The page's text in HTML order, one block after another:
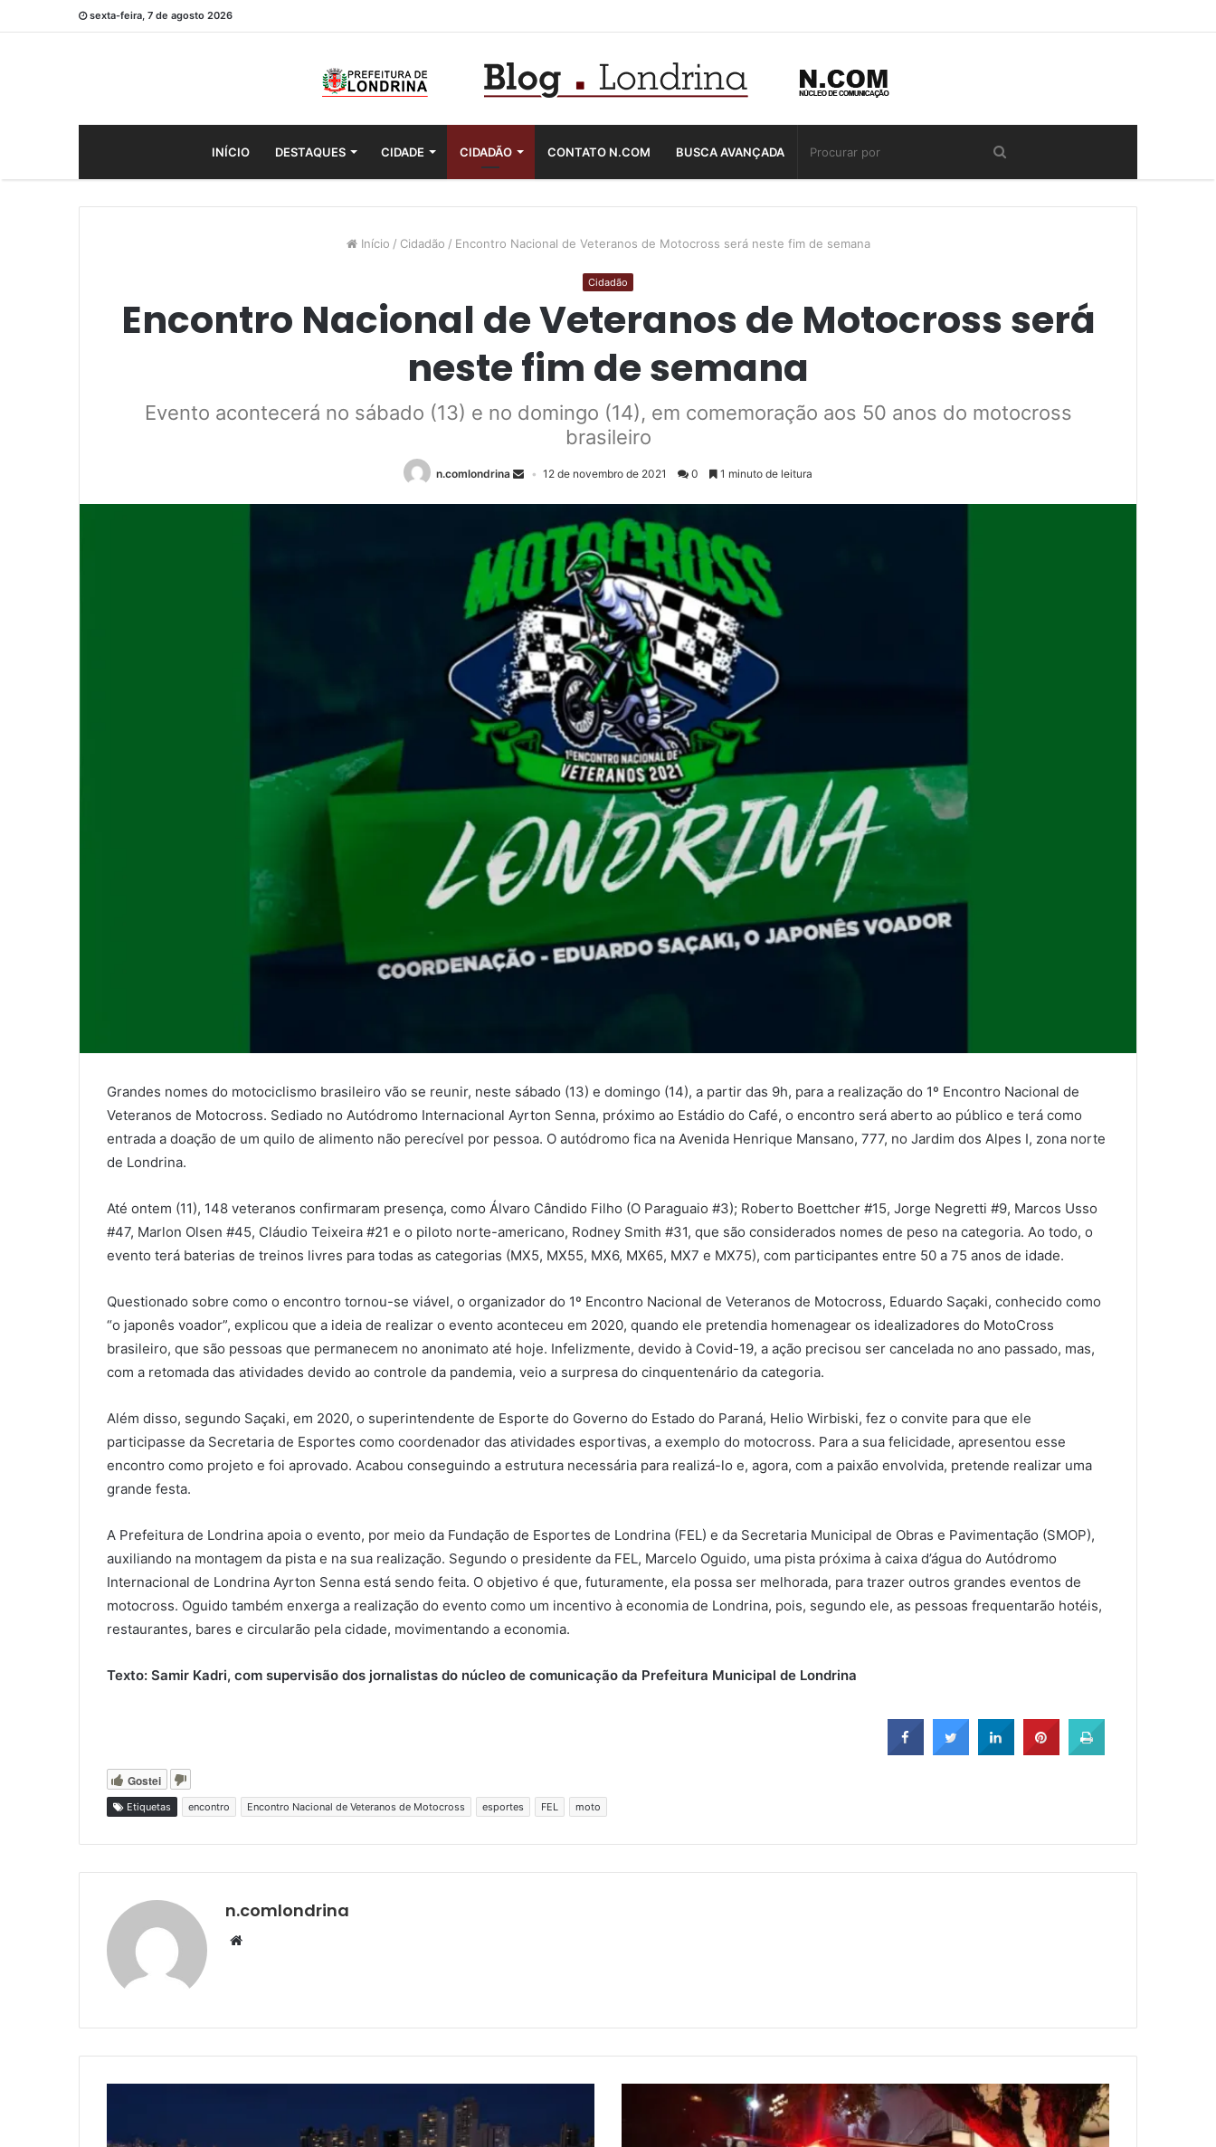
sexta-feira, 7 de agosto 2026
INÍCIO DESTAQUES CIDADE CIDADÃO CONTATO N.COM BUSCA AVANÇADA
Início / Cidadão / Encontro Nacional de Veteranos de Motocross será neste fim de semana
Cidadão
Encontro Nacional de Veteranos de Motocross será
neste fim de semana
Evento acontecerá no sábado (13) e no domingo (14), em comemoração aos 50 anos do motocross
brasileiro
n.comlondrina 12 de novembro de 2021 0 1 minuto de leitura
Grandes nomes do motociclismo brasileiro vão se reunir, neste sábado (13) e domingo (14), a partir das 9h, para a realização do 1º Encontro Nacional de
Veteranos de Motocross. Sediado no Autódromo Internacional Ayrton Senna, próximo ao Estádio do Café, o encontro será aberto ao público e terá como
entrada a doação de um quilo de alimento não perecível por pessoa. O autódromo fica na Avenida Henrique Mansano, 777, no Jardim dos Alpes I, zona norte
de Londrina.
Até ontem (11), 148 veteranos confirmaram presença, como Álvaro Cândido Filho (O Paraguaio #3); Roberto Boettcher #15, Jorge Negretti #9, Marcos Usso
#47, Marlon Olsen #45, Cláudio Teixeira #21 e o piloto norte-americano, Rodney Smith #31, que são considerados nomes de peso na categoria. Ao todo, o
evento terá baterias de treinos livres para todas as categorias (MX5, MX55, MX6, MX65, MX7 e MX75), com participantes entre 50 a 75 anos de idade.
Questionado sobre como o encontro tornou-se viável, o organizador do 1º Encontro Nacional de Veteranos de Motocross, Eduardo Saçaki, conhecido como
“o japonês voador”, explicou que a ideia de realizar o evento aconteceu em 2020, quando ele pretendia homenagear os idealizadores do MotoCross
brasileiro, que são pessoas que permanecem no anonimato até hoje. Infelizmente, devido à Covid-19, a ação precisou ser cancelada no ano passado, mas,
com a retomada das atividades devido ao controle da pandemia, veio a surpresa do cinquentenário da categoria.
Além disso, segundo Saçaki, em 2020, o superintendente de Esporte do Governo do Estado do Paraná, Helio Wirbiski, fez o convite para que ele
participasse da Secretaria de Esportes como coordenador das atividades esportivas, a exemplo do motocross. Para a sua felicidade, apresentou esse
encontro como projeto e foi aprovado. Acabou conseguindo a estrutura necessária para realizá-lo e, agora, com a paixão envolvida, pretende realizar uma
grande festa.
A Prefeitura de Londrina apoia o evento, por meio da Fundação de Esportes de Londrina (FEL) e da Secretaria Municipal de Obras e Pavimentação (SMOP),
auxiliando na montagem da pista e na sua realização. Segundo o presidente da FEL, Marcelo Oguido, uma pista próxima à caixa d’água do Autódromo
Internacional de Londrina Ayrton Senna está sendo feita. O objetivo é que, futuramente, ela possa ser melhorada, para trazer outros grandes eventos de
motocross. Oguido também enxerga a realização do evento como um incentivo à economia de Londrina, pois, segundo ele, as pessoas frequentarão hotéis,
restaurantes, bares e circularão pela cidade, movimentando a economia.
Texto: Samir Kadri, com supervisão dos jornalistas do núcleo de comunicação da Prefeitura Municipal de Londrina
Gostei
Etiquetas encontro Encontro Nacional de Veteranos de Motocross esportes FEL moto
n.comlondrina
Website
COMPARTILHAMENTOS